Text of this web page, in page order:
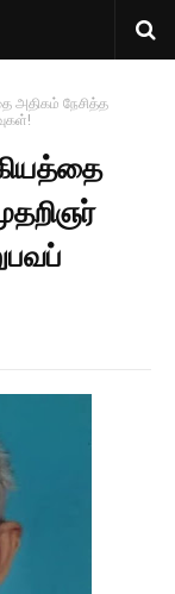
அதிகம் நேசித்த